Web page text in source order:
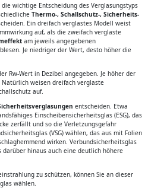
wichtige Entscheidung des Verglasungstyps
Thermo-, Schallschutz-, Sicherheits-
Ein dreifach verglastes Modell weist
auf, als die zweifach verglaste
am jeweils angegebenen
Je niedriger der Wert, desto höher die
Rw-Wert in Dezibel angegeben. Je höher der
weisen dreifach verglaste
auf.
entscheiden. Etwa
Einscheibensicherheitsglas (ESG), das
zerfällt und so die Verletzungsgefahr
(VSG) wählen, das aus mit Folien
wirken. Verbundsicherheitsglas
hinaus auch eine deutlich höhere
zu schützen, können Sie an dieser
wählen.